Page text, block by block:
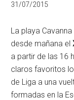
31/07/2015
La playa
desde mañana el
a partir de las 16
claros favoritos
de Liga a una
formadas en la